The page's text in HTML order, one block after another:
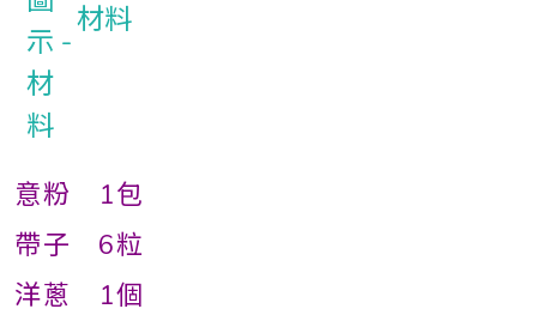
材料
意粉 1包
帶子 6粒
洋蔥 1個